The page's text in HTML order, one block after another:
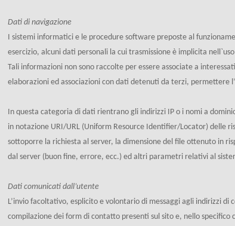
Dati di navigazione
I sistemi informatici e le procedure software preposte al
esercizio, alcuni dati personali la cui trasmissione è implicita
Tali informazioni non sono raccolte per essere associate a
elaborazioni ed associazioni con dati detenuti da terzi, permettere
In questa categoria di dati rientrano gli indirizzi IP o i nomi a
in notazione URI/URL (Uniform Resource Identifier/Locator) delle
sottoporre la richiesta al server, la dimensione del file ottenuto in
dal server (buon fine, errore, ecc.) ed altri parametri relativi al
Dati comunicati dall’utente
L’invio facoltativo, esplicito e volontario di messaggi agli indirizzi
compilazione dei form di contatto presenti sul sito e, nello